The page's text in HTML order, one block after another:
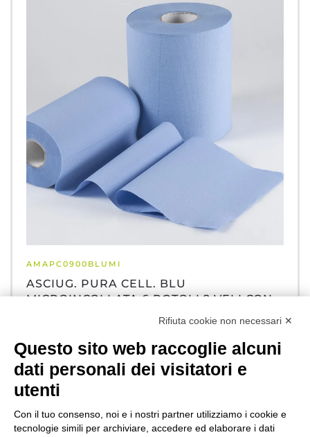
AMAPC0900BLUMI
ASCIUG. PURA CELL. BLU
MICROINCOLLATA 6 ROTOLI 2 VELI CON
PIÙ DETTAGLI
Rifiuta cookie non necessari ✕
Questo sito web raccoglie alcuni
dati personali dei visitatori e
utenti
Con il tuo consenso, noi e i nostri partner utilizziamo i cookie e
tecnologie simili per archiviare, accedere ed elaborare i dati